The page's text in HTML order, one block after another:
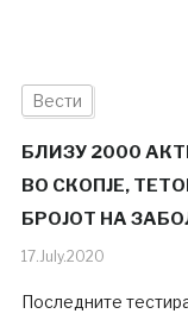
Вести
БЛИЗУ 2000
ВО СКОПЈЕ,
БРОЈОТ НА
17.July.2020
Последните